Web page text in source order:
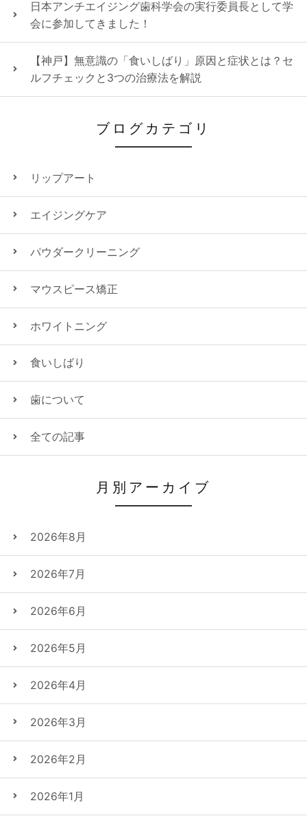
日本アンチエイジング歯科学会の実行委員長として学
会に参加してきました！
【神戸】無意識の「食いしばり」原因と症状とは？セ
ルフチェックと3つの治療法を解説
ブログカテゴリ
リップアート
エイジングケア
パウダークリーニング
マウスピース矯正
ホワイトニング
食いしばり
歯について
全ての記事
月別アーカイブ
2026年8月
2026年7月
2026年6月
2026年5月
2026年4月
2026年3月
2026年2月
2026年1月